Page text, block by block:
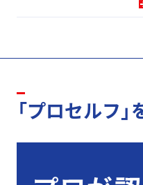
「プロセルフ